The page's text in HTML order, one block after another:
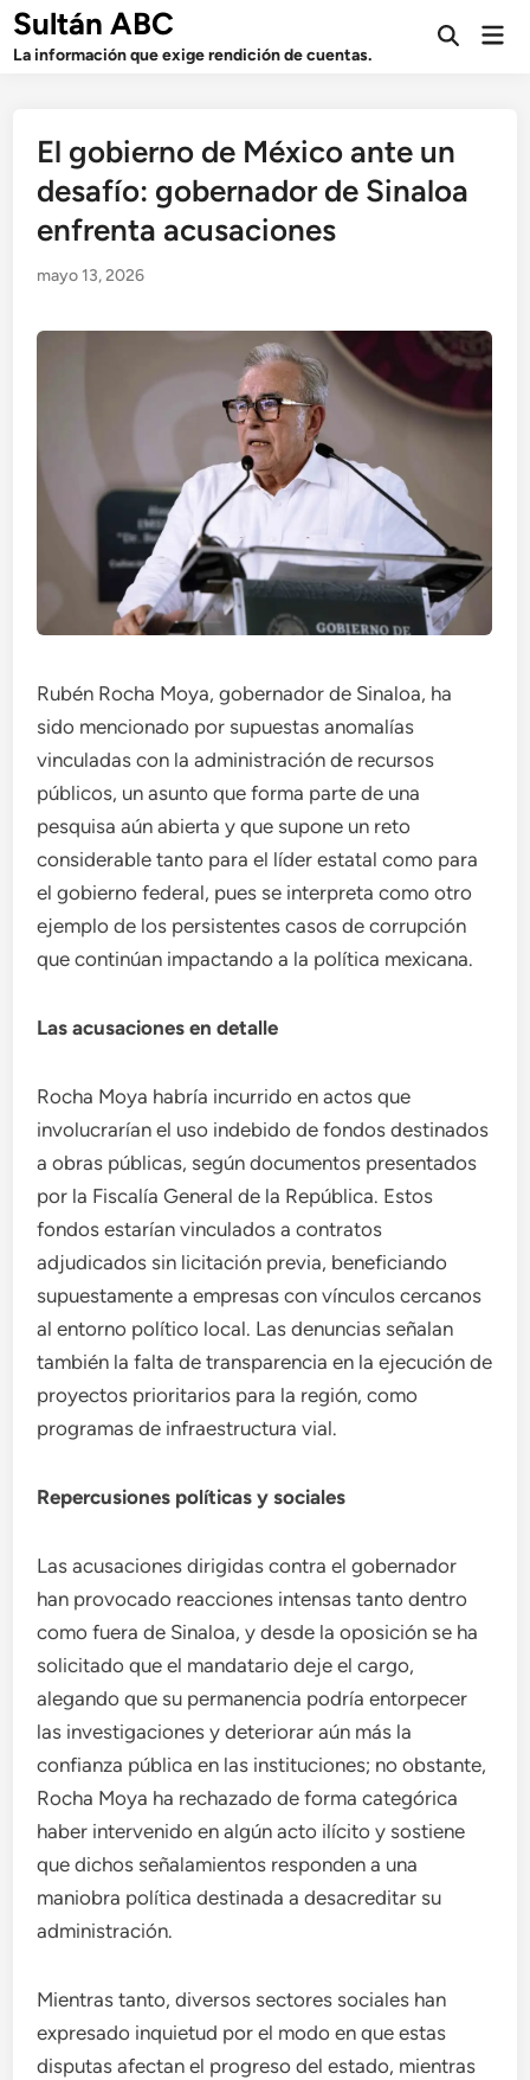
Saltar
contenido
Sultán ABC
La información que exige rendición de cuentas.
Abrir
El gobierno de México ante un
desafío: gobernador de Sinaloa
enfrenta acusaciones
mayo 13, 2026
Rubén Rocha Moya, gobernador de Sinaloa, ha
sido mencionado por supuestas anomalías
vinculadas con la administración de recursos
públicos, un asunto que forma parte de una
pesquisa aún abierta y que supone un reto
considerable tanto para el líder estatal como para
el gobierno federal, pues se interpreta como otro
ejemplo de los persistentes casos de corrupción
que continúan impactando a la política mexicana.
Las acusaciones en detalle
Rocha Moya habría incurrido en actos que
involucrarían el uso indebido de fondos destinados
a obras públicas, según documentos presentados
por la Fiscalía General de la República. Estos
fondos estarían vinculados a contratos
adjudicados sin licitación previa, beneficiando
supuestamente a empresas con vínculos cercanos
al entorno político local. Las denuncias señalan
también la falta de transparencia en la ejecución de
proyectos prioritarios para la región, como
programas de infraestructura vial.
Repercusiones políticas y sociales
Las acusaciones dirigidas contra el gobernador
han provocado reacciones intensas tanto dentro
como fuera de Sinaloa, y desde la oposición se ha
solicitado que el mandatario deje el cargo,
alegando que su permanencia podría entorpecer
las investigaciones y deteriorar aún más la
confianza pública en las instituciones; no obstante,
Rocha Moya ha rechazado de forma categórica
haber intervenido en algún acto ilícito y sostiene
que dichos señalamientos responden a una
maniobra política destinada a desacreditar su
administración.
Mientras tanto, diversos sectores sociales han
expresado inquietud por el modo en que estas
disputas afectan el progreso del estado, mientras